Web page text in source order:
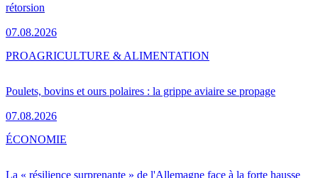
rétorsion
07.08.2026
Poulets, bovins et ours polaires : la grippe aviaire se propage
07.08.2026
PROAGRICULTURE & ALIMENTATION
La « résilience surprenante » de l'Allemagne face à la forte hausse
ÉCONOMIE